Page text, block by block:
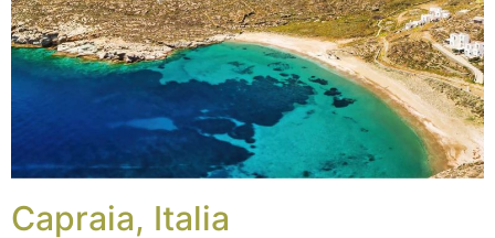
Capraia, Italia